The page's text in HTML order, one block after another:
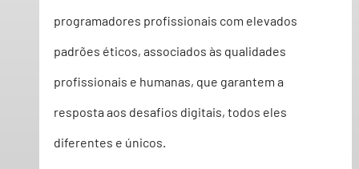
programadores profissionais com elevados
padrões éticos, associados às qualidades
profissionais e humanas, que garantem a
resposta aos desafios digitais, todos eles
diferentes e únicos.